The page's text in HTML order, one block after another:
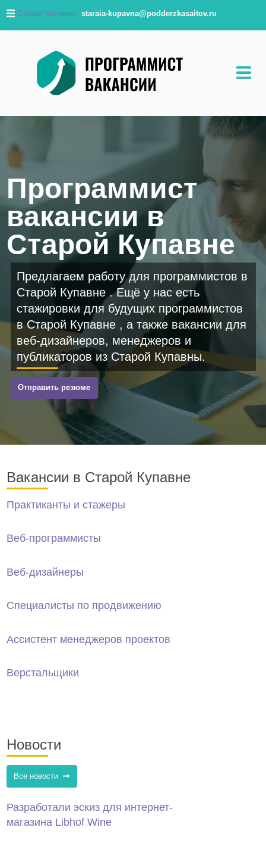
Старая Купавна staraia-kupavna@podderzkasaitov.ru
Программист
вакансии в
Старой Купавне
Предлагаем работу для программистов в
Старой Купавне . Ещё у нас есть
стажировки для будущих программистов
в Старой Купавне , а также вакансии для
веб-дизайнеров, менеджеров и
публикаторов из Старой Купавны.
Отправить резюме
Вакансии в Старой Купавне
Практиканты и стажеры
Веб-программисты
Веб-дизайнеры
Специалисты по продвижению
Ассистент менеджеров проектов
Верстальщики
Новости
Все новости
Разработали эскиз для интернет-
магазина Libhof Wine